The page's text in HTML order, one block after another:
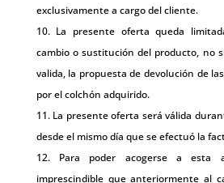
exclusivamente a cargo del cliente.
La presente oferta queda
cambio o sustitución del producto, no
valida, la propuesta de devolución de
por el colchón adquirido.
La presente oferta será válida
desde el mismo día que se efectuó la
Para poder acogerse a esta
imprescindible que anteriormente al